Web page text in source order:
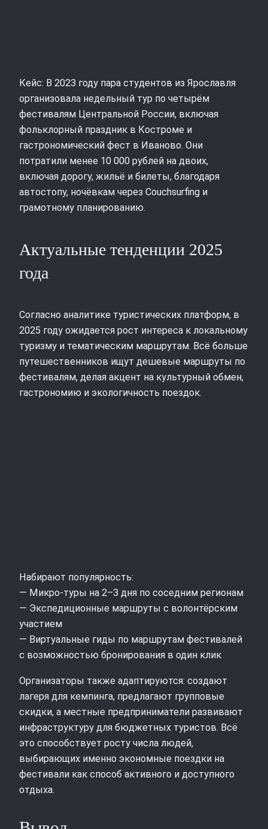
Кейс: В 2023 году пара студентов из Ярославля
организовала недельный тур по четырём
фестивалям Центральной России, включая
фольклорный праздник в Костроме и
гастрономический фест в Иваново. Они
потратили менее 10 000 рублей на двоих,
включая дорогу, жильё и билеты, благодаря
автостопу, ночёвкам через Couchsurfing и
грамотному планированию.
Актуальные тенденции 2025
года
Согласно аналитике туристических платформ, в
2025 году ожидается рост интереса к локальному
туризму и тематическим маршрутам. Всё больше
путешественников ищут дешевые маршруты по
фестивалям, делая акцент на культурный обмен,
гастрономию и экологичность поездок.
Набирают популярность:
— Микро-туры на 2–3 дня по соседним регионам
— Экспедиционные маршруты с волонтёрским
участием
— Виртуальные гиды по маршрутам фестивалей
с возможностью бронирования в один клик
Организаторы также адаптируются: создают
лагеря для кемпинга, предлагают групповые
скидки, а местные предприниматели развивают
инфраструктуру для бюджетных туристов. Всё
это способствует росту числа людей,
выбирающих именно экономные поездки на
фестивали как способ активного и доступного
отдыха.